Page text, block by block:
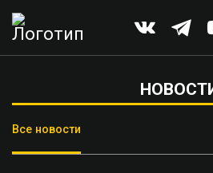
Все новости